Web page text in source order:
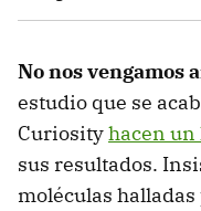
No nos vengamos
estudio que se
Curiosityhacen un
sus resultados.
moléculas